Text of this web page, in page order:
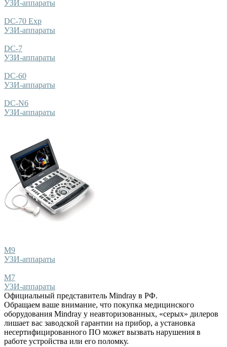
УЗИ-аппараты
DC-70 Exp
УЗИ-аппараты
DC-7
УЗИ-аппараты
DC-60
УЗИ-аппараты
DC-N6
УЗИ-аппараты
M9
УЗИ-аппараты
M7
УЗИ-аппараты
Официальный представитель Mindray в РФ.
Обращаем ваше внимание, что покупка медицинского
оборудования Mindray у неавторизованных, «серых» дилеров
лишает вас заводской гарантии на прибор, а установка
несертифицированного ПО может вызвать нарушения в
работе устройства или его поломку.